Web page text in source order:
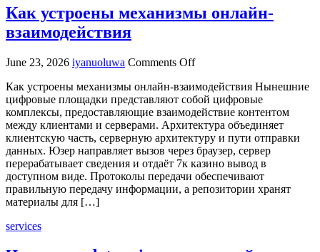
Как устроены механизмы онлайн-
взаимодействия
June 23, 2026 iyanuoluwa Comments Offon
устроены
механизмы
онлайн-
взаимодействия
Как устроены механизмы онлайн-взаимодействия Нынешние
цифровые площадки представляют собой цифровые
комплексы, предоставляющие взаимодействие контентом
между клиентами и серверами. Архитектура объединяет
клиентскую часть, серверную архитектуру и пути отправки
данных. Юзер направляет вызов через браузер, сервер
перерабатывает сведения и отдаёт 7к казино вывод в
доступном виде. Протоколы передачи обеспечивают
правильную передачу информации, а репозитории хранят
материалы для […]
services